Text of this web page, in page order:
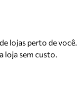
lojas perto de você.
loja sem custo.